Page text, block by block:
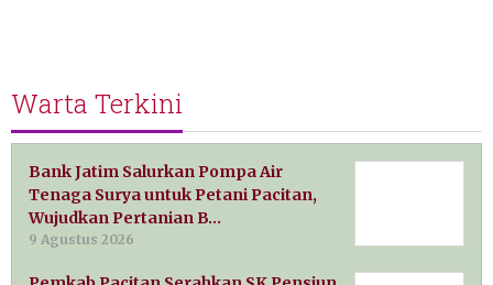
Warta Terkini
Bank Jatim Salurkan Pompa Air
Tenaga Surya untuk Petani Pacitan,
Wujudkan Pertanian B…
9 Agustus 2026